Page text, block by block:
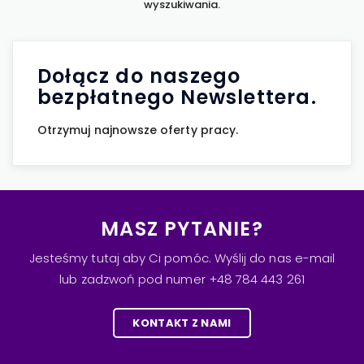
wyszukiwania.
Dołącz do naszego
bezpłatnego Newslettera.
Otrzymuj najnowsze oferty pracy.
MASZ PYTANIE?
Jesteśmy tutaj aby Ci pomóc. Wyślij do nas e-mail
lub zadzwoń pod numer +48 784 443 261
KONTAKT Z NAMI